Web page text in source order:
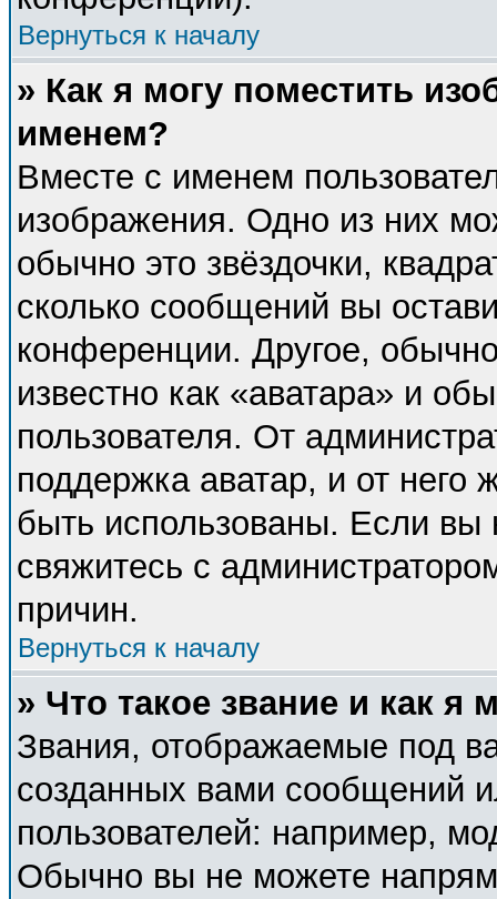
Вернуться к началу
» Как я могу поместить
именем?
Вместе с именем
изображения. Одно из них
обычно это звёздочки,
сколько сообщений вы
конференции. Другое,
известно как «аватара» и
пользователя. От
поддержка аватар, и от него
быть использованы. Если вы
свяжитесь с
причин.
Вернуться к началу
» Что такое звание и как я
Звания, отображаемые под
созданных вами сообщений
пользователей: например,
Обычно вы не можете